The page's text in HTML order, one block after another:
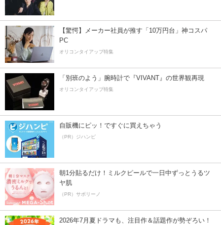
【驚愕】メーカー社員が推す「10万円台」神コスパ
PC
オリコンタイアップ特集
「別班のよう」腕時計で『VIVANT』の世界観再現
オリコンタイアップ特集
自販機にピッ！ですぐに買えちゃう
（PR）ジハンピ
朝1分貼るだけ！ミルクピールで一日中ずっとうるツ
ヤ肌
（PR）サボリーノ
2026年7月夏ドラマも、注目作＆話題作が勢ぞろい！